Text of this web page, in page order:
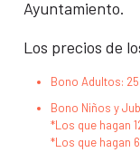
Ayuntamiento.
Los precios de
Bono Adultos:
⁠Bono Niños y
*Los que hagan
*Los que hagan